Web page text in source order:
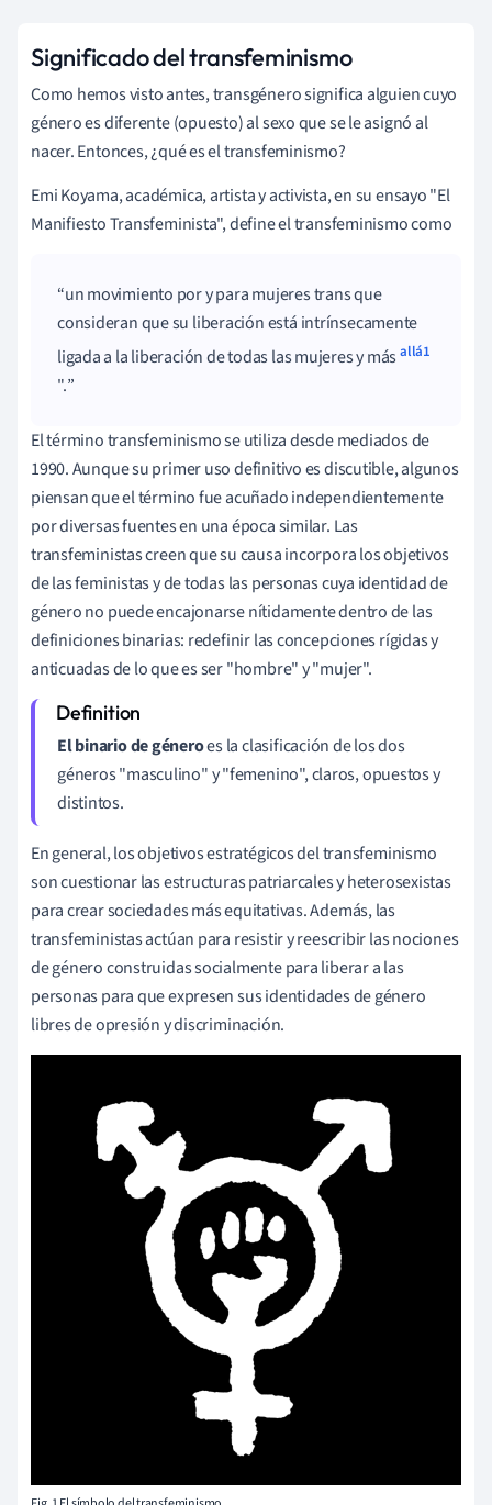
Significado del transfeminismo
Como hemos visto antes, transgénero significa alguien cuyo
género es diferente (opuesto) al sexo que se le asignó al
nacer. Entonces, ¿qué es el transfeminismo?
Emi Koyama, académica, artista y activista, en su ensayo "El
Manifiesto Transfeminista", define el transfeminismo como
un movimiento por y para mujeres trans que
consideran que su liberación está intrínsecamente
ligada a la liberación de todas las mujeres y másallá1
".
El término transfeminismo se utiliza desde mediados de
1990. Aunque su primer uso definitivo es discutible, algunos
piensan que el término fue acuñado independientemente
por diversas fuentes en una época similar. Las
transfeministas creen que su causa incorpora los objetivos
de las feministas y de todas las personas cuya identidad de
género no puede encajonarse nítidamente dentro de las
definiciones binarias: redefinir las concepciones rígidas y
anticuadas de lo que es ser "hombre" y "mujer".
El binario de géneroes la clasificación de los dos
géneros "masculino" y "femenino", claros, opuestos y
distintos.
En general, los objetivos estratégicos del transfeminismo
soncuestionar las estructuras patriarcales y heterosexistas
para crear sociedades más equitativas.Además, las
transfeministas actúan para resistir y reescribir las nociones
de género construidas socialmente para liberar a las
personas para que expresen sus identidades de género
libres de opresión y discriminación.